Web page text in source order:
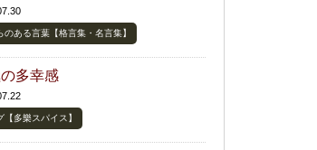
のある言葉【格言集・名言集】
多幸感
【多樂スパイス】